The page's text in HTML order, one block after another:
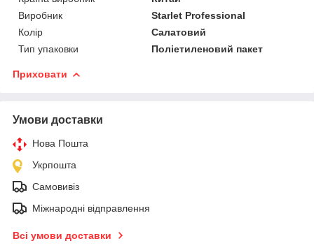
Виробник
Starlet Professional
Колір
Салатовий
Тип упаковки
Поліетиленовий пакет
Приховати
Умови доставки
Нова Пошта
Укрпошта
Самовивіз
Міжнародні відправлення
Всі умови доставки